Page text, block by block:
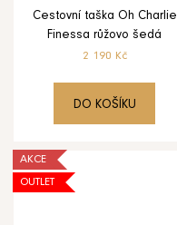
Cestovní taška Oh Charlie
Finessa růžovo šedá
2 190 Kč
DO KOŠÍKU
AKCE
OUTLET